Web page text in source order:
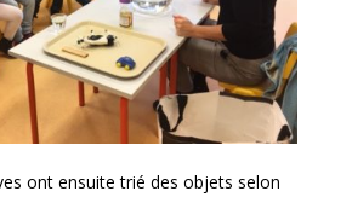
ont ensuite trié des objets selon